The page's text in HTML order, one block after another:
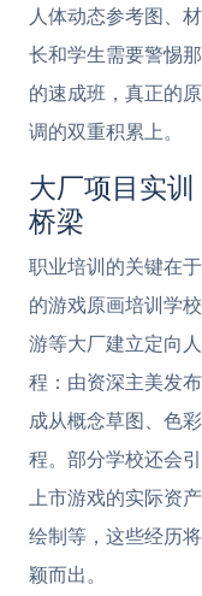
人体动态参考图、
长和学生需要警惕
的速成班，真正的
调的双重积累上。
大厂项目实
桥梁
职业培训的关键在
的游戏原画培训学
游等大厂建立定向
程：由资深主美发
成从概念草图、色
程。部分学校还会
上市游戏的实际资
绘制等，这些经历
颖而出。